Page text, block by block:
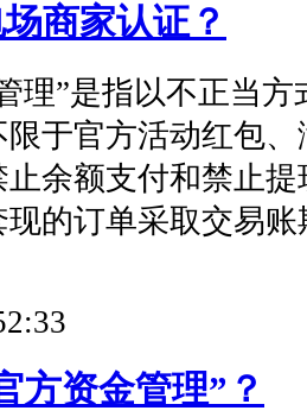
商家认证？
理”是指以不正当
于官方活动红包
余额支付和禁止
的订单采取交易
方资金管理”？